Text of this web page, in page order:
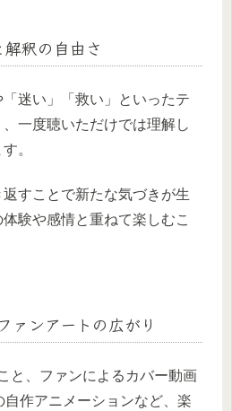
釈の自由さ
迷い」「救い」といったテ
一度聴いただけでは理解し
。
すことで新たな気づきが生
験や感情と重ねて楽しむこ
ァンアートの広がり
と、ファンによるカバー動画
作アニメーションなど、楽